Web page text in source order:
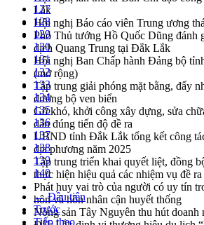
Lắk
Hội nghị Báo cáo viên Trung ương
Phó Thủ tướng Hồ Quốc Dũng đánh
dịch Quang Trung tại Đắk Lắk
Hội nghị Ban Chấp hành Đảng bộ
(mở rộng)
Tập trung giải phóng mặt bằng, đẩy
đường bộ ven biển
Gỡ khó, khởi công xây dựng, sửa
dân đúng tiến độ đề ra
UBND tỉnh Đắk Lắk tổng kết công
địa phương năm 2025
Tập trung triển khai quyết liệt, đồng
thực hiện hiệu quả các nhiệm vụ đề
Phát huy vai trò của người có uy tín
hôn và hôn nhân cận huyết thống
Nông sản Tây Nguyên thu hút doanh
127
128
129
130
131
132
133
134
135
136
137
138
139
140
← Đầu tiên
Trước
Tiếp theo